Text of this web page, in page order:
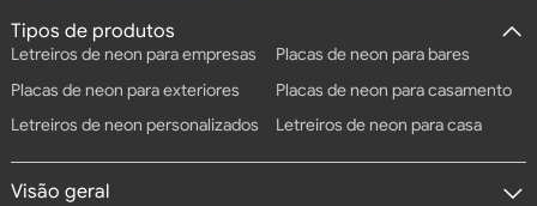
Tipos de produtos
Letreiros de neon para empresas
Placas de neon para bares
Placas de neon para exteriores
Placas de neon para casamento
Letreiros de neon personalizados
Letreiros de neon para casa
Visão geral